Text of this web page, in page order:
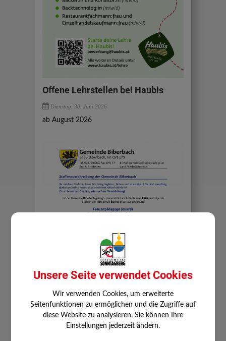
Offene Lehrstellen bei Haubis
Dienstag, 30. Juni 2026
ab August 2026
Unsere Seite verwendet Cookies
Wir verwenden Cookies, um erweiterte
Seitenfunktionen zu ermöglichen und die Zugriffe auf
diese Website zu analysieren. Sie können Ihre
Einstellungen jederzeit ändern.